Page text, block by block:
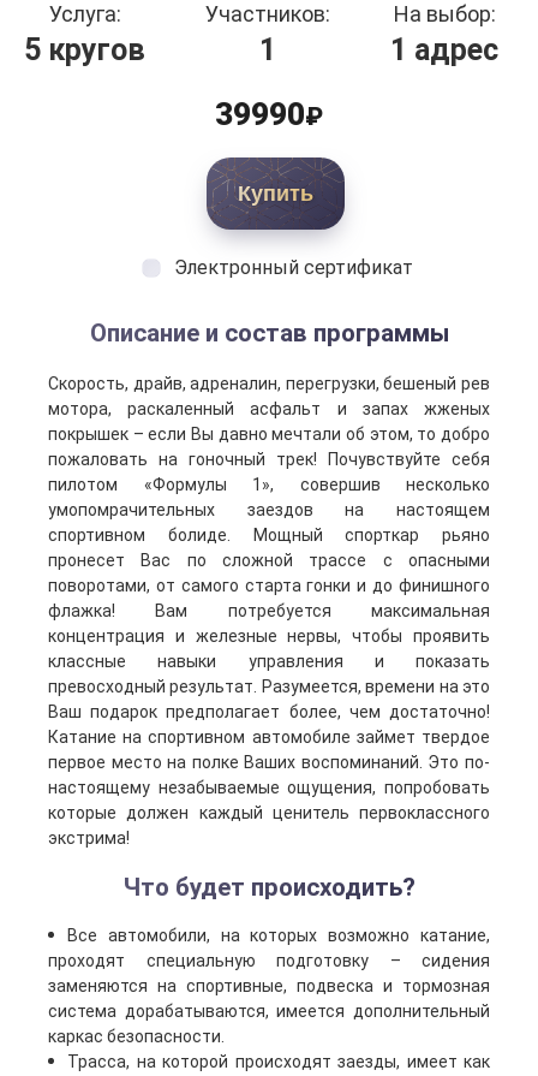
Услуга:
5 кругов
Участников:
1
На выбор:
1 адрес
39990₽
Купить
Электронный сертификат
Описание и состав программы
Скорость, драйв, адреналин, перегрузки, бешеный рев
мотора, раскаленный асфальт и запах жженых
покрышек – если Вы давно мечтали об этом, то добро
пожаловать на гоночный трек! Почувствуйте себя
пилотом «Формулы 1», совершив несколько
умопомрачительных заездов на настоящем
спортивном болиде. Мощный спорткар рьяно
пронесет Вас по сложной трассе с опасными
поворотами, от самого старта гонки и до финишного
флажка! Вам потребуется максимальная
концентрация и железные нервы, чтобы проявить
классные навыки управления и показать
превосходный результат. Разумеется, времени на это
Ваш подарок предполагает более, чем достаточно!
Катание на спортивном автомобиле займет твердое
первое место на полке Ваших воспоминаний. Это по-
настоящему незабываемые ощущения, попробовать
которые должен каждый ценитель первоклассного
экстрима!
Что будет происходить?
Все автомобили, на которых возможно катание,
проходят специальную подготовку – сидения
заменяются на спортивные, подвеска и тормозная
система дорабатываются, имеется дополнительный
каркас безопасности.
Трасса, на которой происходят заезды, имеет как